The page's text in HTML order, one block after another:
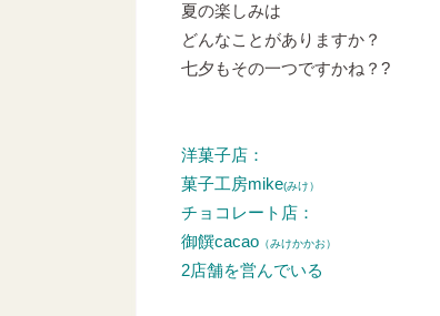
夏の楽しみは
どんなことがありますか？
七夕もその一つですかね？?
洋菓子店：
菓子工房mike(みけ）
チョコレート店：
御饌cacao （みけかかお）
2店舗を営んでいる